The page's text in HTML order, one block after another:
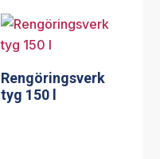
Rengöringsverk
tyg 150 l